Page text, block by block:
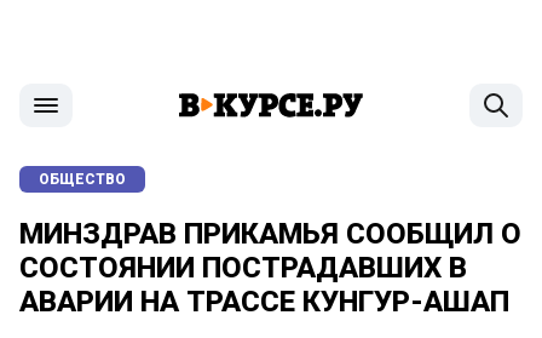
ОБЩЕСТВО
МИНЗДРАВ ПРИКАМЬЯ СООБЩИЛ О
СОСТОЯНИИ ПОСТРАДАВШИХ В
АВАРИИ НА ТРАССЕ КУНГУР-АШАП